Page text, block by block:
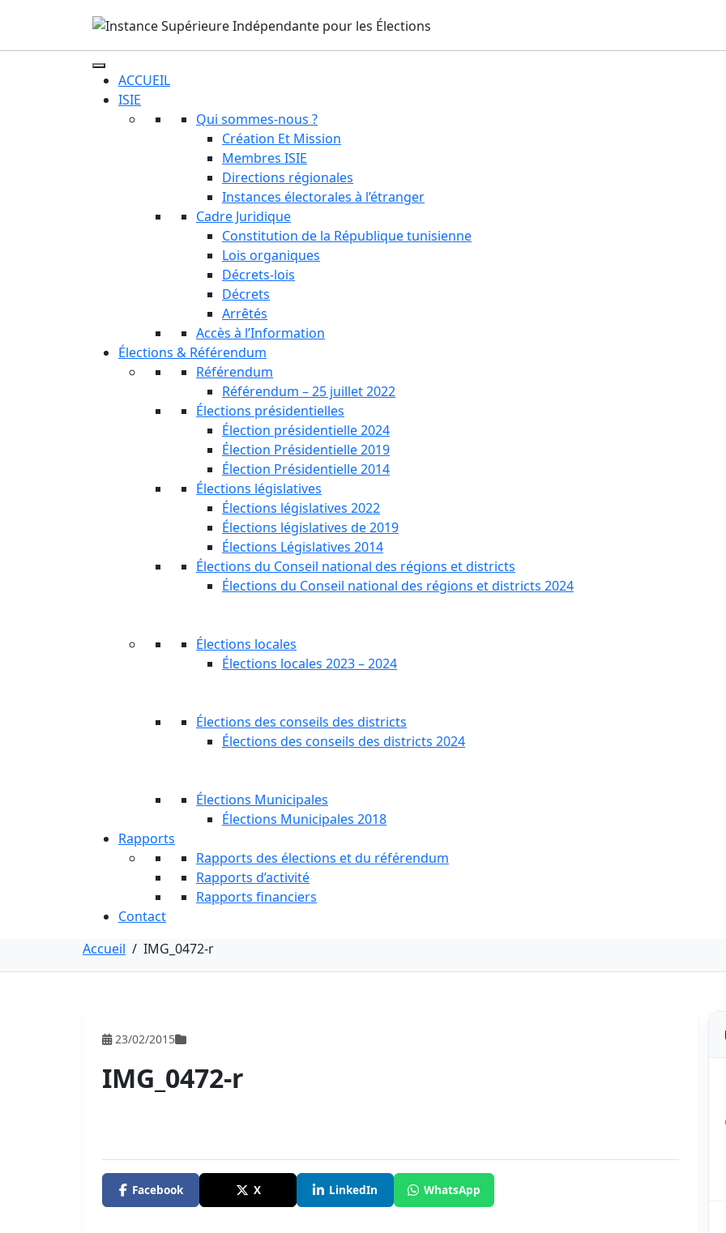
ACCUEIL
ISIE
Qui sommes-nous ?
Création Et Mission
Membres ISIE
Directions régionales
Instances électorales à l’étranger
Cadre Juridique
Constitution de la République tunisienne
Lois organiques
Décrets-lois
Décrets
Arrêtés
Accès à l’Information
Élections & Référendum
Référendum
Référendum – 25 juillet 2022
Élections présidentielles
Élection présidentielle 2024
Élection Présidentielle 2019
Élection Présidentielle 2014
Élections législatives
Élections législatives 2022
Élections législatives de 2019
Élections Législatives 2014
Élections du Conseil national des régions et districts
Élections du Conseil national des régions et districts 2024
Élections locales
Élections locales 2023 – 2024
Élections des conseils des districts
Élections des conseils des districts 2024
Élections Municipales
Élections Municipales 2018
Rapports
Rapports des élections et du référendum
Rapports d’activité
Rapports financiers
Contact
Accueil / IMG_0472-r
23/02/2015
IMG_0472-r
Facebook X LinkedIn WhatsApp